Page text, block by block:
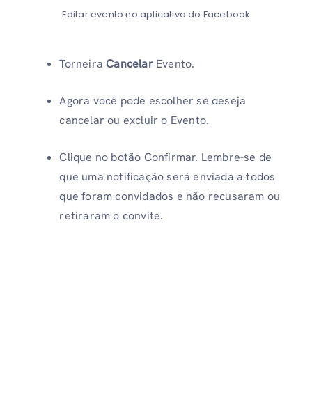
Editar evento no aplicativo do Facebook
TorneiraCancelarEvento.
Agora você pode escolher se deseja
cancelar ou excluir o Evento.
Clique no botão Confirmar. Lembre-se de
que uma notificação será enviada a todos
que foram convidados e não recusaram ou
retiraram o convite.